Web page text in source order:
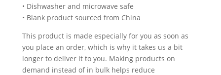
• Dishwasher and microwave safe
• Blank product sourced from China
This product is made especially for you as soon as
you place an order, which is why it takes us a bit
longer to deliver it to you. Making products on
demand instead of in bulk helps reduce